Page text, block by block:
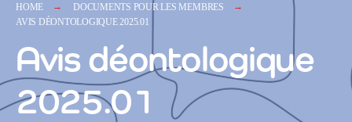
HOME
DOCUMENTS POUR LES MEMBRES
AVIS DÉONTOLOGIQUE 2025.01
Avis déontologique
2025.01